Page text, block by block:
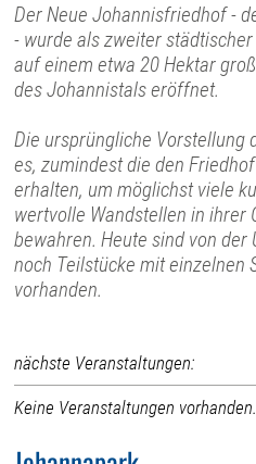
Der Neue Johannisfriedhof -
- wurde als zweiter
auf einem etwa 20 Hektar
des Johannistals eröffnet.
Die ursprüngliche Vorstellung
es, zumindest die den
erhalten, um möglichst viele
wertvolle Wandstellen in ihrer
bewahren. Heute sind von
noch Teilstücke mit einzelnen
vorhanden.
nächste Veranstaltungen:
Keine Veranstaltungen vorhanden.